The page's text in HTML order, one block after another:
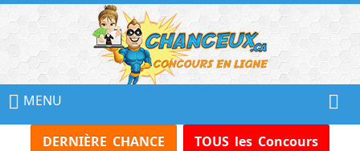
MENU
DERNIÈRE CHANCE TOUS les Concours
📢
Ne
Manquez